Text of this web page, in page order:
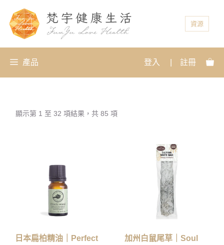
資源
產品 登入 註冊
顯示第 1 至 32 項結果，共 85 項
日本扁柏精油｜Perfect
加州白鼠尾草｜Soul